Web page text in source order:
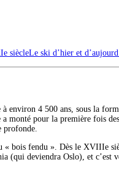
siècleLe ski d’hier et
environ 4 500 ans, sous la
pour la première fois
profonde.
« bois fendu ». Dès le XVIIIe
(qui deviendra Oslo), et c’est